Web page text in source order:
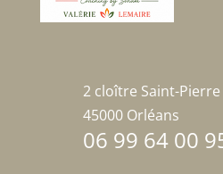
2 cloître Saint-
45000 Orléans
06 99 64 00